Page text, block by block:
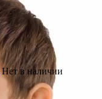
Нет в наличии